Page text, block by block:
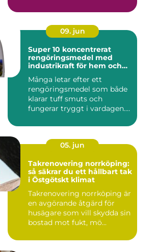
09. jun
Super 10 koncentrerat
rengöringsmedel med
industrikraft för hem och
Många letar efter ett
rengöringsmedel som både
klarar tuff smuts och
fungerar tryggt i vardagen.
05. jun
Takrenovering norrköping:
så säkrar du ett hållbart tak
i Östgötskt klimat
Takrenovering norrköping är
en avgörande åtgärd för
husägare som vill skydda sin
bostad mot fukt, mö...